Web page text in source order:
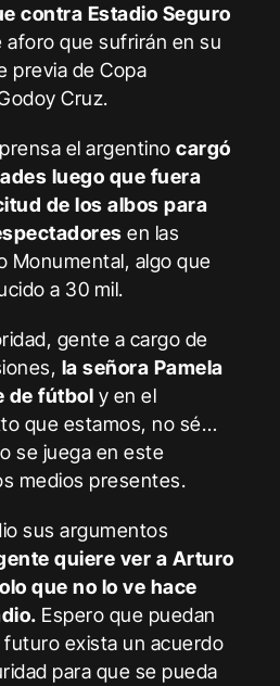
contra Estadio Seguro
aforo que sufrirán en su
previa de Copa
Cruz.
el argentino cargó
luego que fuera
de los albos para
en las
Monumental, algo que
a 30 mil.
gente a cargo de
la señora Pamela
de fútbol y en el
que estamos, no sé…
se juega en este
medios presentes.
sus argumentos
quiere ver a Arturo
que no lo ve hace
Espero que puedan
exista un acuerdo
para que se pueda